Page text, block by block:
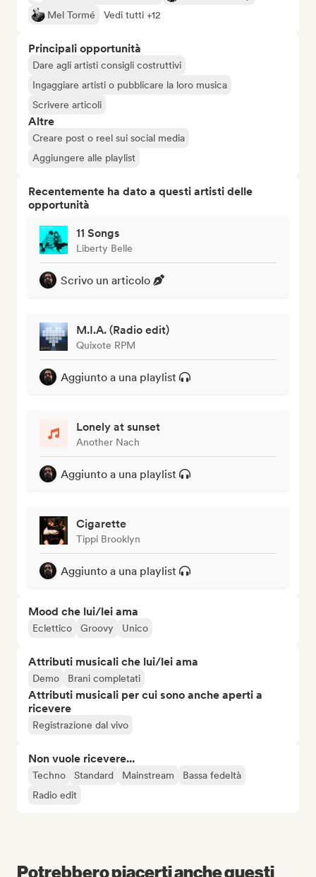
Mel Tormé
Vedi tutti +12
Principali opportunità
Dare agli artisti consigli costruttivi
Ingaggiare artisti o pubblicare la loro musica
Scrivere articoli
Altre
Creare post o reel sui social media
Aggiungere alle playlist
Recentemente ha dato a questi artisti delle
opportunità
11 Songs
Liberty Belle
Scrivo un articolo
M.I.A. (Radio edit)
Quixote RPM
Aggiunto a una playlist
Lonely at sunset
Another Nach
Aggiunto a una playlist
Cigarette
Tippi Brooklyn
Aggiunto a una playlist
Mood che lui/lei ama
Eclettico Groovy Unico
Attributi musicali che lui/lei ama
Demo Brani completati
Attributi musicali per cui sono anche aperti a
ricevere
Registrazione dal vivo
Non vuole ricevere...
Techno Standard Mainstream
Bassa fedeltà
Radio edit
Potrebbero piacerti anche questi